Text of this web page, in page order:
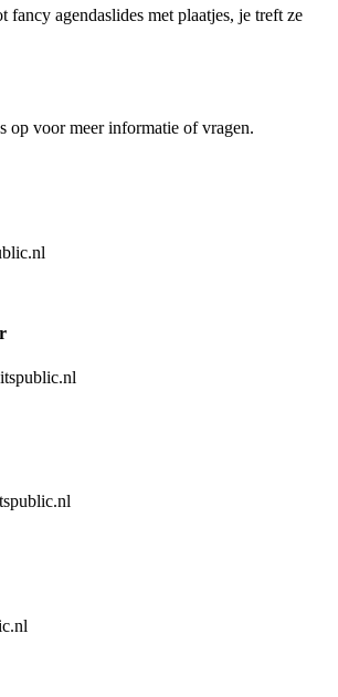
fancy agendaslides met plaatjes, je treft ze
op voor meer informatie of vragen.